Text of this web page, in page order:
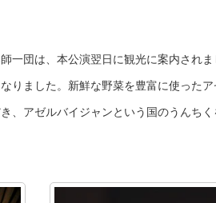
一団は、本公演翌日に観光に案内され
りました。新鮮な野菜を豊富に使った
、アゼルバイジャンという国のうんち